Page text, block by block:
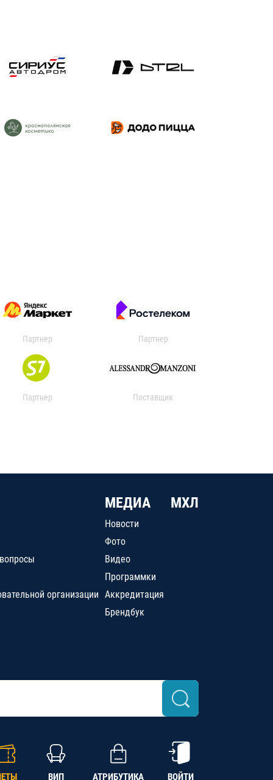
Партнер Партнер
Партнер Поставщик
организации
МЕДИА
Новости
Фото
Видео
Программки
Аккредитация
Брендбук
МХЛ
ВИП АТРИБУТИКА ВОЙТИ